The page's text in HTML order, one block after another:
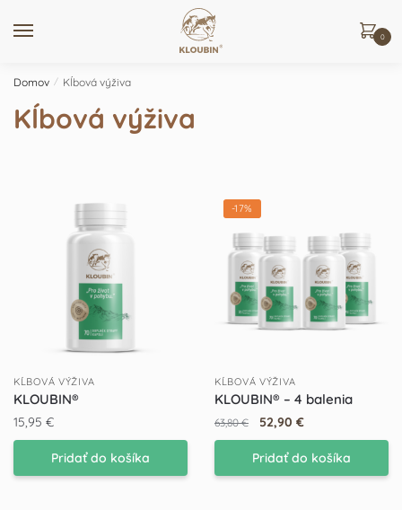
0
Domov / Kĺbová výživa
Kĺbová výživa
KĹBOVÁ VÝŽIVA
KLOUBIN®
15,95 €
Pridať do košíka
-17%
KĹBOVÁ VÝŽIVA
KLOUBIN® – 4 balenia
63,80€ 52,90 €
Pridať do košíka